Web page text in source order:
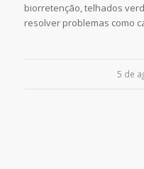
biorretenção, telhados
resolver problemas como
5 de